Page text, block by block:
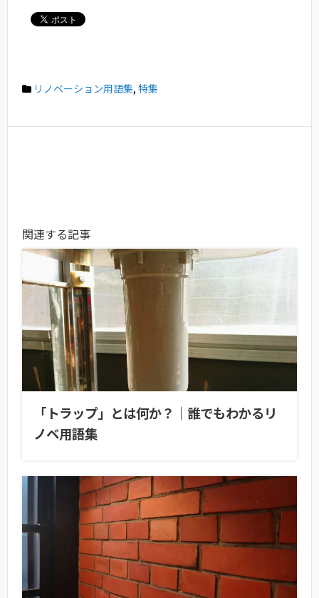
リノベーション用語集, 特集
関連する記事
「トラップ」とは何か？｜誰でもわかるリ
ノベ用語集